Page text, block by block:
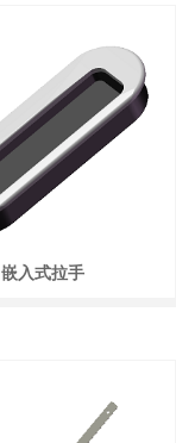
嵌入式拉手